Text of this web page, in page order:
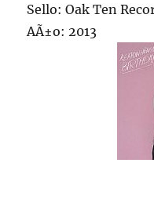
Sello: Oak Ten
AÃ±o: 2013